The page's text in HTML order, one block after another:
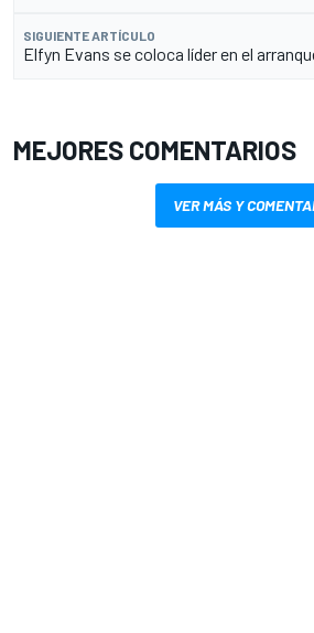
SIGUIENTE ARTÍCULO
Elfyn Evans se coloca líder en el
MEJORES COMENTARIOS
VER MÁS Y